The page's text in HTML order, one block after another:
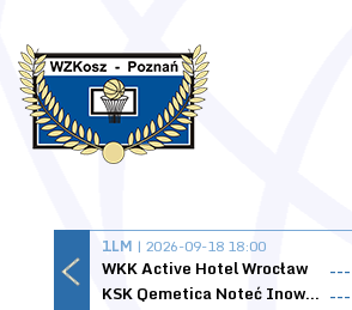
1LM | 2026-09-18 18:00
WKK Active Hotel Wrocław
---
KSK Qemetica Noteć Inowrocław ---